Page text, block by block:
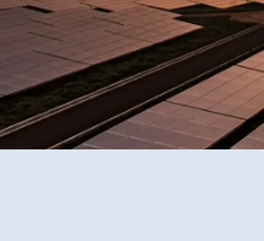
Sostenibilidad
Medios de Comunicaciòn
Ética e Integridad